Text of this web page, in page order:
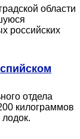
области
российских
отдела
килограммов